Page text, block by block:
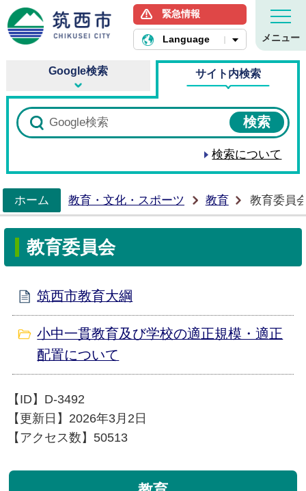
筑西市ホームページ
緊急情報
Language メニュー
Google検索 サイト内検索
検索について
ホーム
教育・文化・スポーツ 教育 教育委員
教育委員会
筑西市教育大綱
小中一貫教育及び学校の適正規模・適正
配置について
【ID】 D-3492
【更新日】 2026年3月2日
【アクセス数】 50513